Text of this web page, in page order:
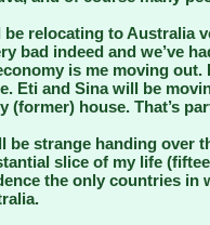
be relocating to Australia
bad indeed and we’ve
is me moving
Eti and Sina will be
(former) house. That’s
be strange handing over
slice of my life
the only countries in